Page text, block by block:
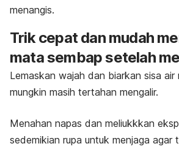
menangis.
Trik cepat dan mudah
mata sembap setelah
Lemaskan wajah dan biarkan sisa air
mungkin masih tertahan mengalir.
Menahan napas dan meliukkkan
sedemikian rupa untuk menjaga agar